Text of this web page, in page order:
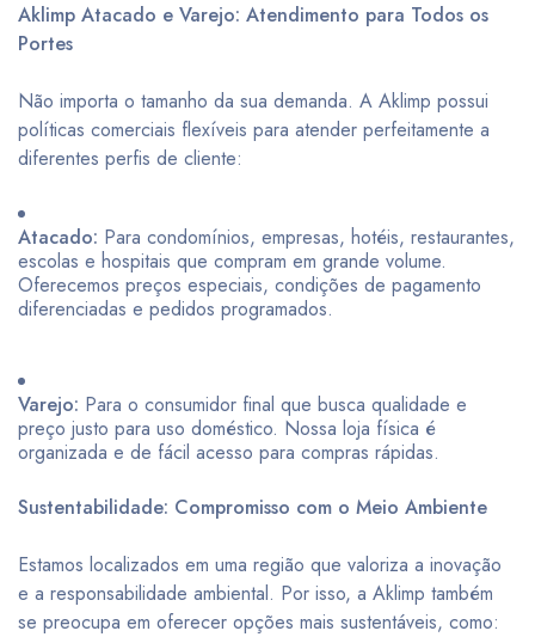
Aklimp Atacado e Varejo: Atendimento para Todos os
Portes
Não importa o tamanho da sua demanda. A Aklimp possui
políticas comerciais flexíveis para atender perfeitamente a
diferentes perfis de cliente:
Atacado: Para condomínios, empresas, hotéis, restaurantes,
escolas e hospitais que compram em grande volume.
Oferecemos preços especiais, condições de pagamento
diferenciadas e pedidos programados.
Varejo: Para o consumidor final que busca qualidade e
preço justo para uso doméstico. Nossa loja física é
organizada e de fácil acesso para compras rápidas.
Sustentabilidade: Compromisso com o Meio Ambiente
Estamos localizados em uma região que valoriza a inovação
e a responsabilidade ambiental. Por isso, a Aklimp também
se preocupa em oferecer opções mais sustentáveis, como: